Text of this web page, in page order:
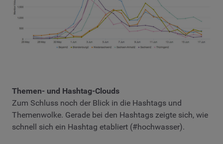
Themen- und Hashtag-Clouds
Zum Schluss noch der Blick in die Hashtags und
Themenwolke. Gerade bei den Hashtags zeigte sich, wie
schnell sich ein Hashtag etabliert (#hochwasser).